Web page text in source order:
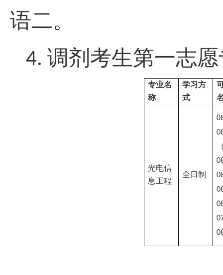
语二。
4. 调剂考生第一志
专业名
称
学习方
式
光电信
息工程
全日制